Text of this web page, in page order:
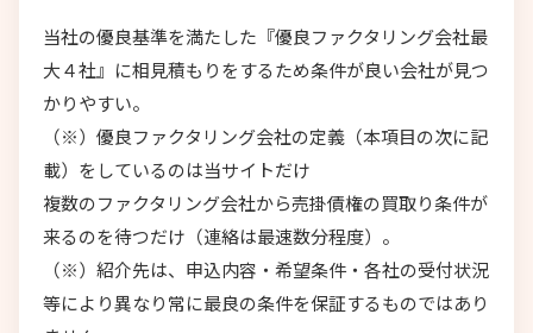
当社の優良基準を満たした『優良ファクタリング会社最
大４社』に相見積もりをするため条件が良い会社が見つ
かりやすい。
（※）優良ファクタリング会社の定義（本項目の次に記
載）をしているのは当サイトだけ
複数のファクタリング会社から売掛債権の買取り条件が
来るのを待つだけ（連絡は最速数分程度）。
（※）紹介先は、申込内容・希望条件・各社の受付状況
等により異なり常に最良の条件を保証するものではあり